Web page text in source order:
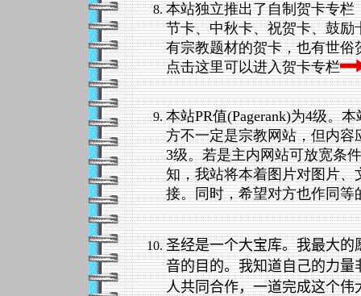
本站独立推出了自制贺卡专
节卡、中秋卡、祝贺卡、鼓
有宗教题材的贺卡，也有世
点击这里可以进入贺卡专栏
本站PR值(Pagerank)为4级。
方不一定是宗教网站，但内容
3级。若是主内网站可放宽条
知，我站将本着图片对图片
接。同时，希望对方也作同
圣经是一个大宝库。我最大的
音的目的。我知道自己的力
人共同合作，一道完成这个